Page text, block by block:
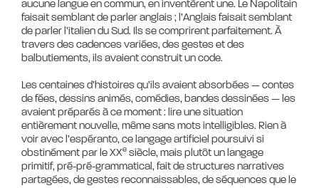
aucune langue en commun, en inventèrent une. Le Napolitain
faisait semblant de parler anglais ; l’Anglais faisait semblant
de parler l’italien du Sud. Ils se comprirent parfaitement. À
travers des cadences variées, des gestes et des
balbutiements, ils avaient construit un code.
Les centaines d’histoires qu’ils avaient absorbées — contes
de fées, dessins animés, comédies, bandes dessinées — les
avaient préparés à ce moment : lire une situation
entièrement nouvelle, même sans mots intelligibles. Rien à
voir avec l’espéranto, ce langage artificiel poursuivi si
obstinément par le XXe siècle, mais plutôt un langage
primitif, pré-pré-grammatical, fait de structures narratives
partagées, de gestes reconnaissables, de séquences que le